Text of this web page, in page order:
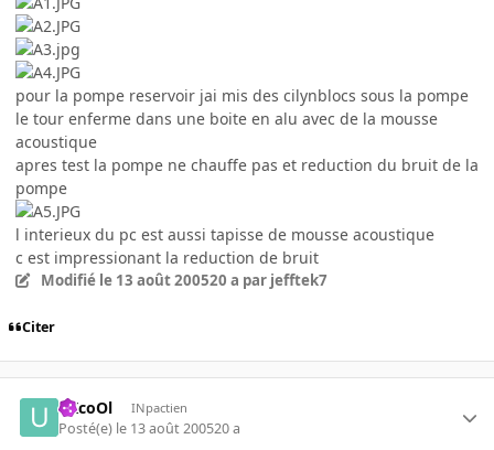
pour la pompe reservoir jai mis des cilynblocs sous la pompe
le tour enferme dans une boite en alu avec de la mousse
acoustique
apres test la pompe ne chauffe pas et reduction du bruit de la
pompe
l interieux du pc est aussi tapisse de mousse acoustique
c est impressionant la reduction de bruit
Modifié le 13 août 200520 a par jefftek7
Citer
uXcoOl INpactien
Posté(e) le 13 août 200520 a